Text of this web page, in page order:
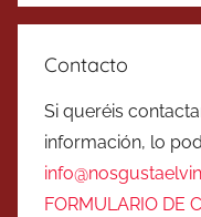
Contacto
Si queréis
información, lo
FORMULARIO DE